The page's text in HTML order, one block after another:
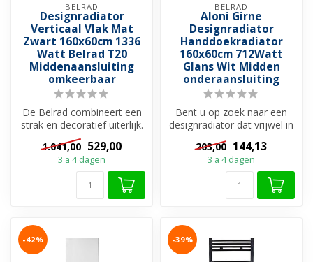
BELRAD
Designradiator
Verticaal Vlak Mat
Zwart 160x60cm 1336
Watt Belrad T20
Middenaansluiting
omkeerbaar
De Belrad combineert een
strak en decoratief uiterlijk.
T20 Designradiator Verti...
1.041,00 529,00
3 a 4 dagen
BELRAD
Aloni Girne
Designradiator
Handdoekradiator
160x60cm 712Watt
Glans Wit Midden
onderaansluiting
Bent u op zoek naar een
designradiator dat vrijwel in
elke badkamer past, bekijk...
203,00 144,13
3 a 4 dagen
-42% -39%